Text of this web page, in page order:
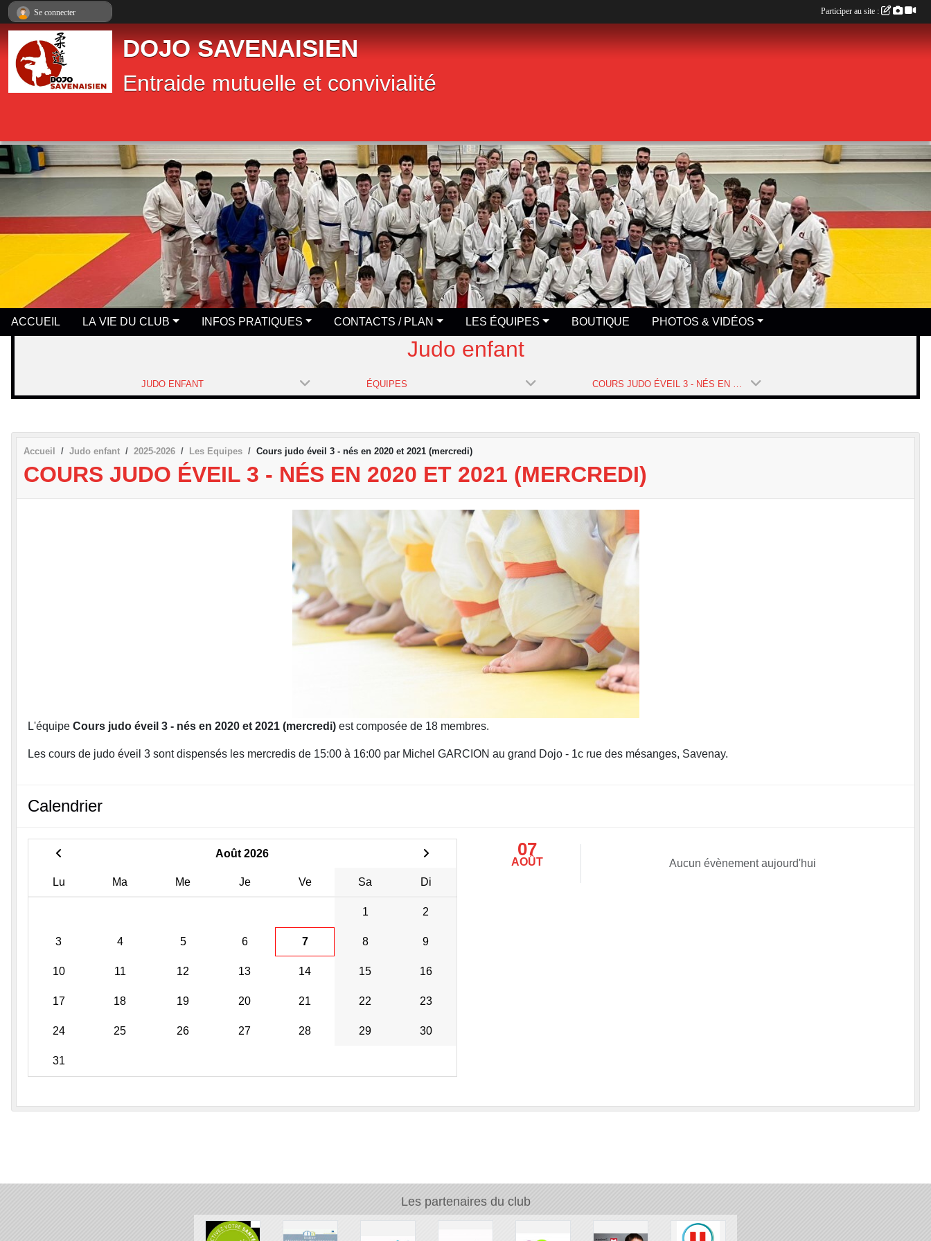
DOJO SAVENAISIEN
Entraide mutuelle et convivialité
ACCUEIL LA VIE DU CLUB INFOS PRATIQUES CONTACTS / PLAN LES ÉQUIPES BOUTIQUE PHOTOS & VIDÉOS
Judo enfant
JUDO ENFANT ÉQUIPES
Accueil Judo enfant 2025-2026 Les Equipes Cours judo éveil 3 - nés en 2020 et 2021 (mercredi)
COURS JUDO ÉVEIL 3 - NÉS EN 2020 ET 2021 (MERCREDI)
L'équipe Cours judo éveil 3 - nés en 2020 et 2021 (mercredi) est composée de 18 membres.
Les cours de judo éveil 3 sont dispensés les mercredis de 15:00 à 16:00 par Michel GARCION au grand Dojo - 1c rue des mésanges, Savenay.
Calendrier
Août 2026
Lu Ma Me Je Ve Sa Di
1 2
3 4 5 6 7 8 9
10 11 12 13 14 15 16
17 18 19 20 21 22 23
24 25 26 27 28 29 30
31
07
AOÛT Aucun évènement aujourd'hui
Les partenaires du club
Se connecter Participer au site :
Panneau de gestion des cookies